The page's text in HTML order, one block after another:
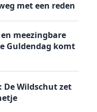
met een reden
meezingbare
Guldendag komt
De Wildschut zet